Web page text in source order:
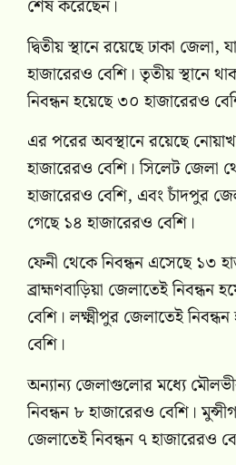
শেষ করেছেন।
দ্বিতীয় স্থানে রয়েছে ঢাকা জেলা,
হাজারেরও বেশি। তৃতীয় স্থানে
নিবন্ধন হয়েছে ৩০ হাজারেরও
এর পরের অবস্থানে রয়েছে
হাজারেরও বেশি। সিলেট জেলা
হাজারেরও বেশি, এবং চাঁদপুর
গেছে ১৪ হাজারেরও বেশি।
ফেনী থেকে নিবন্ধন এসেছে ১৩
ব্রাহ্মণবাড়িয়া জেলাতেই নিবন্ধন
বেশি। লক্ষ্মীপুর জেলাতেই
বেশি।
অন্যান্য জেলাগুলোর মধ্যে
নিবন্ধন ৮ হাজারেরও বেশি।
জেলাতেই নিবন্ধন ৭ হাজারেরও